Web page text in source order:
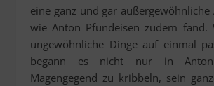
eine ganz und gar außergewöhnliche
wie Anton Pfundeisen zudem fand.
ungewöhnliche Dinge auf einmal
begann es nicht nur in Anton
Magengegend zu kribbeln, sein